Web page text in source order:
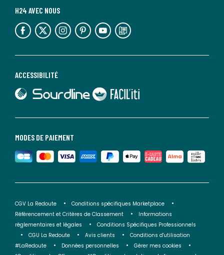
MODES DE PAIEMENT
ACCESSIBILITÉ
lien vers Sourdline
lien vers Faciliti
H24 AVEC NOUS
lien vers l'espace réseaux sociaux lien vers l'espace réseaux sociaux lien vers l'espace réseaux sociaux lien vers l'espace réseaux sociaux lien vers l'espace réseaux sociaux lien vers le blog la redoute
CGV La Redoute
Conditions spécifiques Marketplace
Référencement et Critères de Classement
Informations
réglementaires et légales
Conditions Spécifiques Professionnels
CGU La Redoute
Avis clients
Conditions d'utilisation
#LaRedoute
Données personnelles
Gérer mes cookies